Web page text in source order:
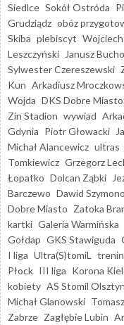
Siedlce Sokół Ostróda
Grudziądz obóz
Skiba plebiscyt
Leszczyński
Janusz
Sylwester Czereszewski
Kun Arkadiusz
Wojda DKS Dobre Miasto
Zin Stadion wywiad
Gdynia Piotr Głowacki
Michał Alancewicz ultras
Tomkiewicz Grzegorz
Łopatko Dolcan Ząbki
Barczewo Dawid
Dobre Miasto Zatoka
kartki Galeria Warmińska
Gołdap GKS Stawiguda
I liga Ultra(S)tomiL
Płock III liga Korona
kobiety AS Stomil Olsztyn
Michał Glanowski
Zabrze Zagłębie Lubin